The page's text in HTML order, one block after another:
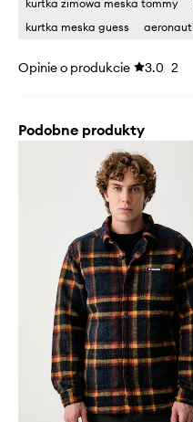
kurtka zimowa meska tommy
kurtka meska guess
Opinie o produkcie 3.0 2
Podobne produkty